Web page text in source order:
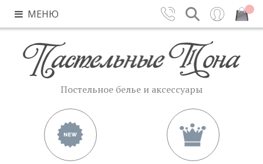
МЕНЮ Вход Закрыть
Постельное белье и аксессуары